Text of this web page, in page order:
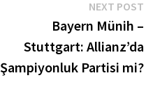
NEXT POST
Bayern Münih –
Stuttgart: Allianz’da
Şampiyonluk Partisi mi?